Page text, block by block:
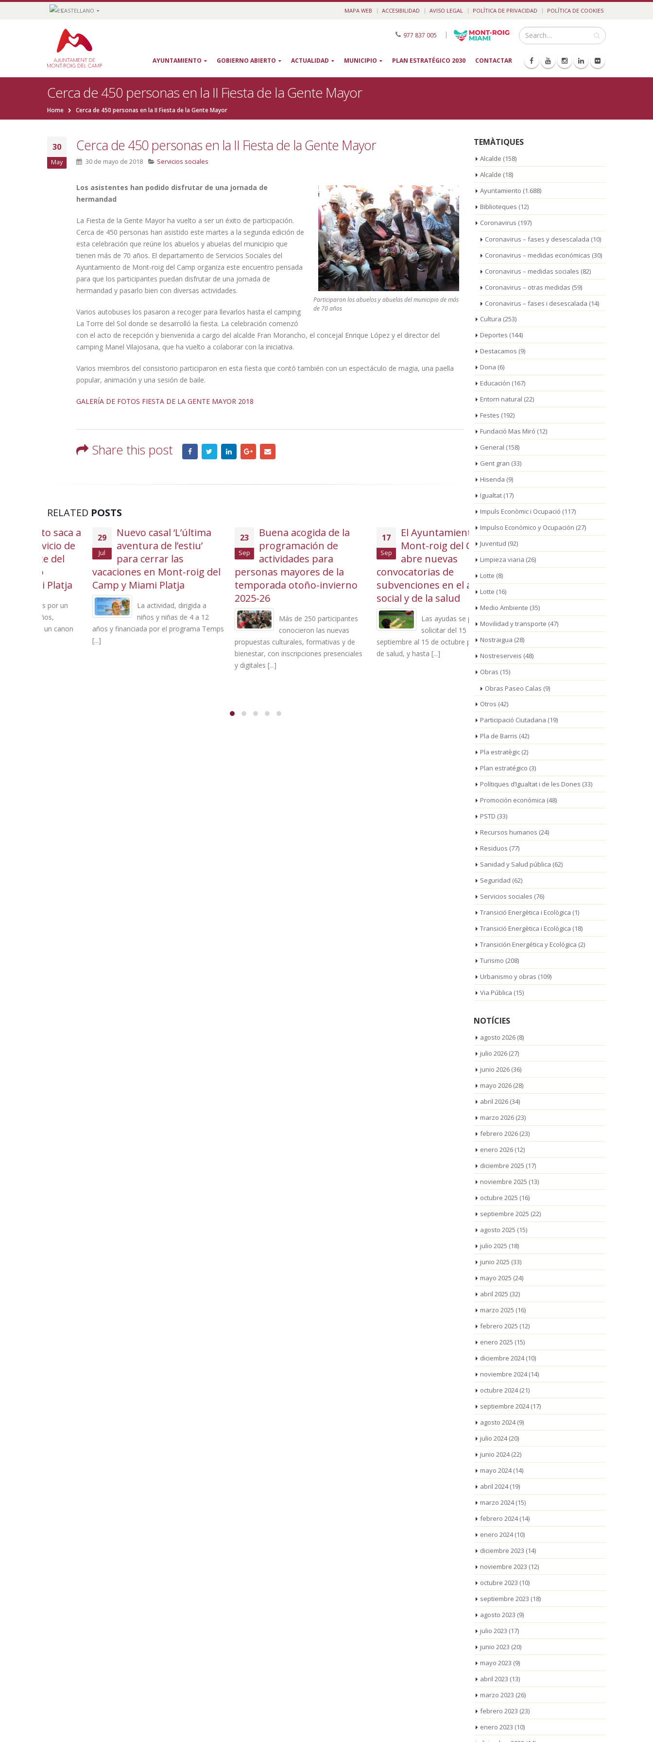
CASTELLANO MAPA WEB ACCESIBILIDAD AVISO LEGAL POLÍTICA DE PRIVACIDAD POLÍTICA DE COOKIES
977 837 005 |
AYUNTAMIENTO GOBIERNO ABIERTO ACTUALIDAD MUNICIPIO PLAN ESTRATÉGICO 2030 CONTACTAR
Cerca de 450 personas en la II Fiesta de la Gente Mayor
Home Cerca de 450 personas en la II Fiesta de la Gente Mayor
30
May
Cerca de 450 personas en la II Fiesta de la Gente Mayor
30 de mayo de 2018 Servicios sociales
Participaron los abuelos y abuelas del municipio de más
de 70 años
Los asistentes han podido disfrutar de una jornada de
hermandad
La Fiesta de la Gente Mayor ha vuelto a ser un éxito de participación.
Cerca de 450 personas han asistido este martes a la segunda edición de
esta celebración que reúne los abuelos y abuelas del municipio que
tienen más de 70 años. El departamento de Servicios Sociales del
Ayuntamiento de Mont-roig del Camp organiza este encuentro pensada
para que los participantes puedan disfrutar de una jornada de
hermandad y pasarlo bien con diversas actividades.
Varios autobuses los pasaron a recoger para llevarlos hasta el camping
La Torre del Sol donde se desarrolló la fiesta. La celebración comenzó
con el acto de recepción y bienvenida a cargo del alcalde Fran Morancho, el concejal Enrique López y el director del
camping Manel Vilajosana, que ha vuelto a colaborar con la iniciativa.
Varios miembros del consistorio participaron en esta fiesta que contó también con un espectáculo de magia, una paella
popular, animación y una sesión de baile.
GALERÍA DE FOTOS FIESTA DE LA GENTE MAYOR 2018
Share this post
RELATED POSTS
29
Nuevo casal ‘L’última
aventura de l’estiu’
para cerrar las
vacaciones en Mont-roig del
Camp y Miami Platja
La actividad, dirigida a
niños y niñas de 4 a 12
años y financiada por el programa Temps
23
Buena acogida de la
programación de
actividades para
personas mayores de la
temporada otoño-invierno
Más de 250 participantes
conocieron las nuevas
propuestas culturales, formativas y de
bienestar, con inscripciones presenciales
17
El Ayuntamiento de
Mont-roig del Camp
abre nuevas
convocatorias de
subvenciones en el ámbito
social y de la salud
Las ayudas se pueden
solicitar del 15 de
septiembre al 15 de octubre para gastos
de salud, y hasta [...]
27
Ago
Mont-roig del Camp
recoge 12.642 kg de
ropa de segunda mano
gracias al proyecto textil de
Formació i Treball
La ciudadanía ha
colaborado con esta
entidad depositando la ropa y los
complementos en los 9 contenedores
que hay [...]
TEMÀTIQUES
Alcalde (158)
Alcalde (18)
Ayuntamiento (1.688)
Biblioteques (12)
Coronavirus (197)
Coronavirus – fases y desescalada (10)
Coronavirus – medidas económicas (30)
Coronavirus – medidas sociales (82)
Coronavirus – otras medidas (59)
Coronavirus – fases i desescalada (14)
Cultura (253)
Deportes (144)
Destacamos (9)
Dona (6)
Educación (167)
Entorn natural (22)
Festes (192)
Fundació Mas Miró (12)
General (158)
Gent gran (33)
Hisenda (9)
Igualtat(17)
Impuls Econòmic i Ocupació (117)
Impulso Económico y Ocupación (27)
Juventud (92)
Limpieza viaria (26)
Lotte (8)
Lotte (16)
Medio Ambiente (35)
Movilidad y transporte (47)
Nostraigua (28)
Nostreserveis (48)
Obras (15)
Obras Paseo Calas (9)
Otros (42)
Participació Ciutadana (19)
Pla de Barris (42)
Pla estratègic(2)
Plan estratégico (3)
Polítiques d’Igualtat i de les Dones (33)
Promoción económica (48)
PSTD (33)
Recursos humanos (24)
Residuos (77)
Sanidad y Salud pública (62)
Seguridad (62)
Servicios sociales (76)
Transició Energètica i Ecològica (1)
Transició Energètica i Ecològica (18)
Transición Energética y Ecológica (2)
Turismo (208)
Urbanismo y obras (109)
Via Pública (15)
NOTÍCIES
agosto 2026(8)
julio 2026(27)
junio 2026(36)
mayo 2026(28)
abril 2026(34)
marzo 2026(23)
febrero 2026(23)
enero 2026(12)
diciembre 2025 (17)
noviembre 2025 (13)
octubre 2025 (16)
septiembre 2025 (22)
agosto 2025 (15)
julio 2025 (18)
junio 2025 (33)
mayo 2025 (24)
abril 2025 (32)
marzo 2025 (16)
febrero 2025 (12)
enero 2025 (15)
diciembre 2024(10)
noviembre 2024(14)
octubre 2024(21)
septiembre 2024(17)
agosto 2024(9)
julio 2024(20)
junio 2024(22)
mayo 2024(14)
abril 2024(19)
marzo 2024(15)
febrero 2024(14)
enero 2024(10)
diciembre 2023 (14)
noviembre 2023 (12)
octubre 2023 (10)
septiembre 2023 (18)
agosto 2023 (9)
julio 2023 (17)
junio 2023 (20)
mayo 2023 (9)
abril 2023 (13)
marzo 2023 (26)
febrero 2023 (23)
enero 2023 (10)